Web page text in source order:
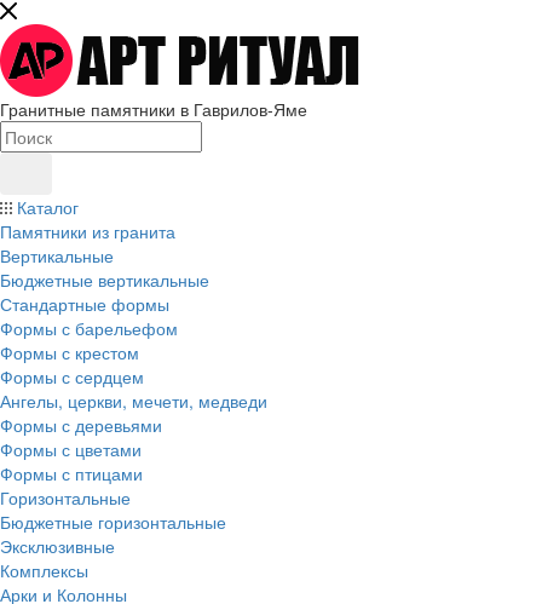
Гранитные памятники в Гаврилов-Яме
Каталог
Памятники из гранита
Вертикальные
Бюджетные вертикальные
Стандартные формы
Формы с барельефом
Формы с крестом
Формы с сердцем
Ангелы, церкви, мечети, медведи
Формы с деревьями
Формы с цветами
Формы с птицами
Горизонтальные
Бюджетные горизонтальные
Эксклюзивные
Комплексы
Арки и Колонны